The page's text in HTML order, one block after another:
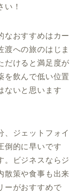
い！
なおすすめはカー
渡への旅のはじま
だけると満足度が
を飲んで低い位置
ないと思います
、ジェットフォイ
倒的に早いです
。ビジネスならジ
散策や食事も出来
ーがおすすめで